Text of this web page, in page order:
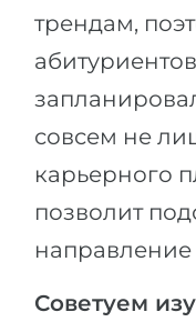
трендам,
совсем не
карьерного
позволит
направление
Советуем